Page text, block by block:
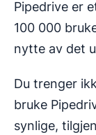
Pipedrive er
100 000
nytte av det
Du trenger
bruke
synlige,